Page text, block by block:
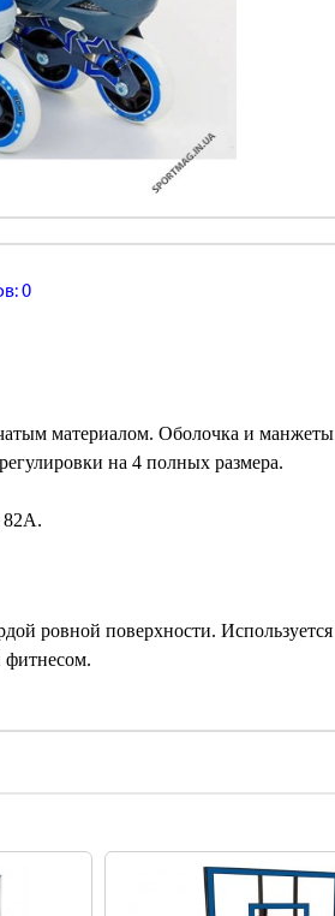
0
материалом. Оболочка и манжеты
на 4 полных размера.
82A.
ровной поверхности. Используется
фитнесом.